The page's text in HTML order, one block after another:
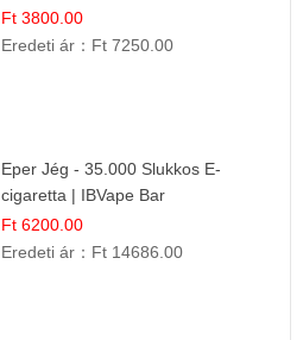
Kombináció
Ft 3800.00
Eredeti ár： Ft 7250.00
Eper Jég - 35.000 Slukkos E-
cigaretta | IBVape Bar
Ft 6200.00
Eredeti ár： Ft 14686.00